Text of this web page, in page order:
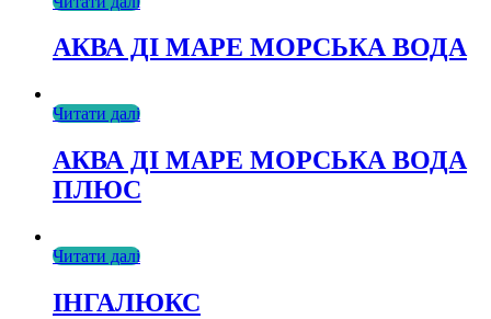
АКВА ДІ МАРЕ МОРСЬКА ВОДА
Читати далі
АКВА ДІ МАРЕ МОРСЬКА ВОДА
ПЛЮС
Читати далі
ІНГАЛЮКС